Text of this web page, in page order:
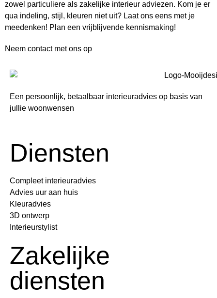
zowel particuliere als zakelijke interieur adviezen. Kom je er
qua indeling, stijl, kleuren niet uit? Laat ons eens met je
meedenken! Plan een vrijblijvende kennismaking!
Neem contact met ons op
Een persoonlijk, betaalbaar interieuradvies op basis van
jullie woonwensen
Diensten
Compleet interieuradvies
Advies uur aan huis
Kleuradvies
3D ontwerp
Interieurstylist
Zakelijke
diensten